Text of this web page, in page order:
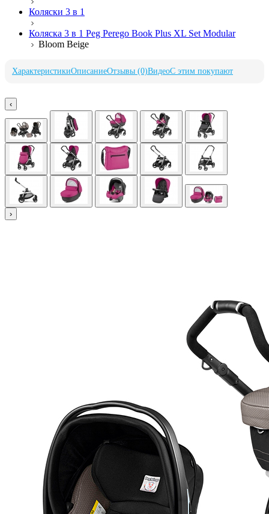
Коляски 3 в 1
Коляска 3 в 1 Peg Perego Book Plus XL Set Modular
Bloom Beige
ХарактеристикиОписаниеОтзывы (0)ВидеоС этим покупают
‹
›